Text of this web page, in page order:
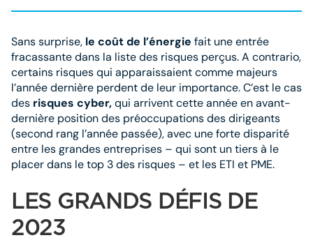
Sans surprise, le coût de l’énergie fait une entrée
fracassante dans la liste des risques perçus. A contrario,
certains risques qui apparaissaient comme majeurs
l’année dernière perdent de leur importance. C’est le cas
des risques cyber,qui arrivent cette année en avant-
dernière position des préoccupations des dirigeants
(second rang l’année passée), avec une forte disparité
entre les grandes entreprises – qui sont un tiers à le
placer dans le top 3 des risques – et les ETI et PME.
LES GRANDS DÉFIS DE
2023